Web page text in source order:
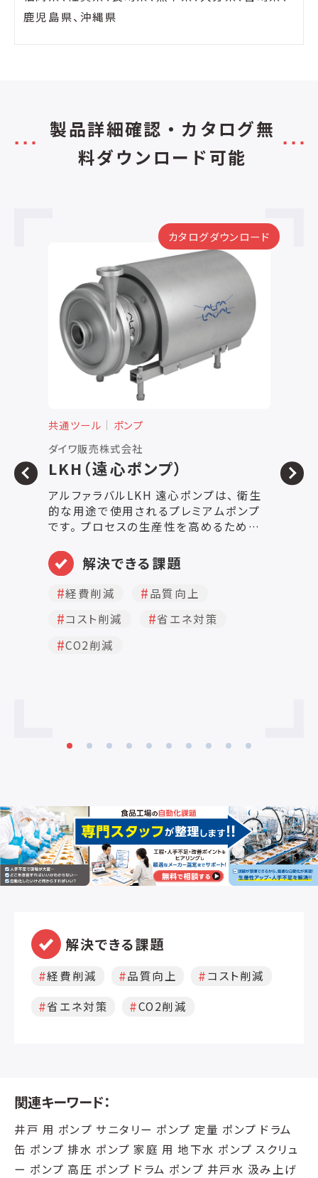
鹿児島県、沖縄県
製品詳細確認・カタログ無
料ダウンロード可能
カタログダウンロード
共通ツール
ポンプ
ダイワ販売株式会社
LKH（遠心ポンプ）
アルファラバルLKH 遠心ポンプは、 衛生
的な用途で使用されるプレミアムポンプ
です。 プロセスの生産性を高めるために、
幅広い流量、圧力、オプションなどが特徴
です。 精密に設計されたLKH ポンプは、
同種のポンプに比べて高いエネルギー効
率を実現しています。 最適化されたデザ
イン、プレミアムモーター、厳しい公差、
環を最小限に抑え、エネルギー消費を削
解決できる課題
経費削減
品質向上
コスト削減
省エネ対策
CO2削減
解決できる課題
経費削減 品質向上
コスト削減
省エネ対策
CO2削減
関連キーワード：
井戸 用 ポンプ サニタリー ポンプ 定量 ポンプ ドラム
缶 ポンプ 排水 ポンプ 家庭 用 地下水 ポンプ スクリュ
ー ポンプ 高圧 ポンプ ドラム ポンプ 井戸水 汲み上げ